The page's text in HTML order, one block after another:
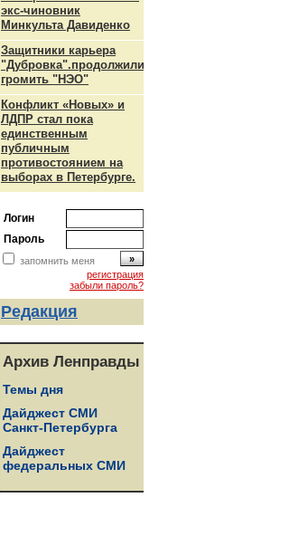
экс-чиновник
Минкульта Давиденко
Защитники карьера
"Дубровка".продолжили
громить "НЭО"
Конфликт «Новых» и
ЛДПР стал пока
единственным
публичным
противостоянием на
выборах в Петербурге.
Логин
Пароль
запомнить меня
регистрация
забыли пароль?
Редакция
Архив Ленправды
Темы дня
Дайджест СМИ
Санкт-Петербурга
Дайджест
федеральных СМИ